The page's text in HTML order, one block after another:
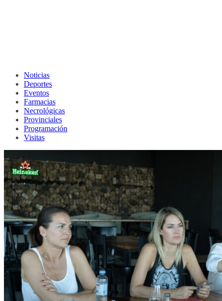
Noticias
Deportes
Eventos
Farmacias
Necrológicas
Provinciales
Programación
Visitas